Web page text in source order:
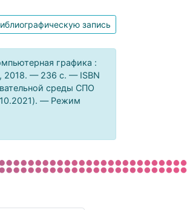
запись
графика :
2018. — 236 c. — ISBN
среды СПО
— Режим